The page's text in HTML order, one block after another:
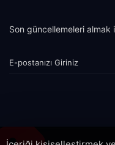
Son güncellemeleri